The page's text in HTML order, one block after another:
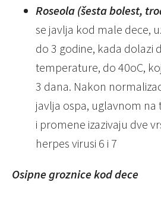
Roseola (šesta bolest,
se javlja kod male dece,
do 3 godine, kada dolazi
temperature, do 40oC,
3 dana. Nakon
javlja ospa, uglavnom
i promene izazivaju dve
herpes virusi 6 i 7
Osipne groznice kod dece